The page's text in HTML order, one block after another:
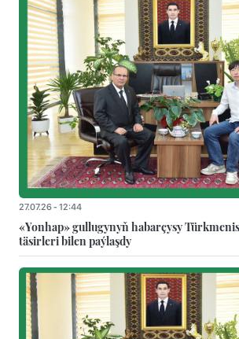
27.07.26 - 12:44
«Yonhap» gullugynyň habarçysy
täsirleri bilen paýlaşdy